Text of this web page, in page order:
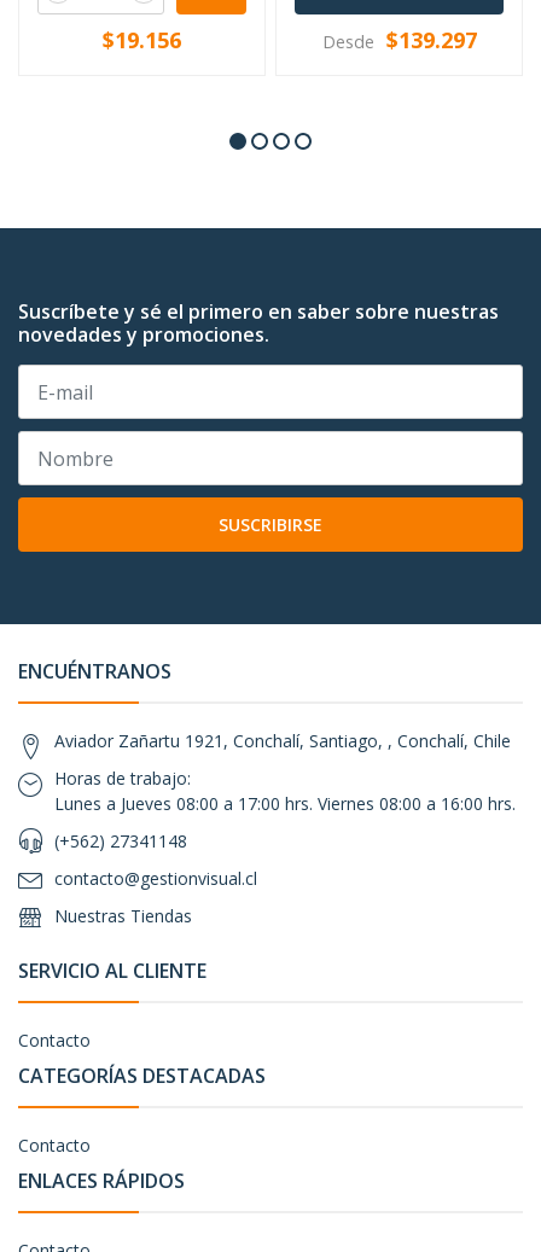
$19.156 Desde $139.297
Suscríbete y sé el primero en saber sobre nuestras
novedades y promociones.
SUSCRIBIRSE
ENCUÉNTRANOS
Aviador Zañartu 1921, Conchalí, Santiago, , Conchalí, Chile
Horas de trabajo:
Lunes a Jueves 08:00 a 17:00 hrs. Viernes 08:00 a 16:00 hrs.
(+562) 27341148
contacto@gestionvisual.cl
Nuestras Tiendas
SERVICIO AL CLIENTE
Contacto
CATEGORÍAS DESTACADAS
Contacto
ENLACES RÁPIDOS